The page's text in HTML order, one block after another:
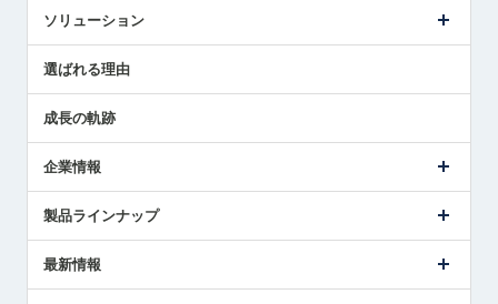
ソリューション
解決策提案
選ばれる理由
成長の軌跡
企業情報
ごあいさつ
受賞履歴
製品ラインナップ
ツールセッタ製品
最新情報